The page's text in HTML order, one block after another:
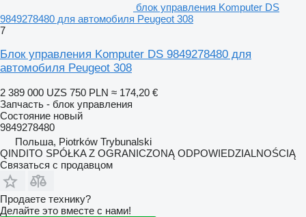
блок управления Komputer DS
9849278480 для автомобиля Peugeot 308
7
Блок управления Komputer DS 9849278480 для
автомобиля Peugeot 308
2 389 000 UZS 750 PLN ≈ 174,20 €
Запчасть - блок управления
Состояние новый
9849278480
Польша, Piotrków Trybunalski
QINDITO SPÓŁKA Z OGRANICZONĄ ODPOWIEDZIALNOŚCIĄ
Связаться с продавцом
Продаете технику?
Делайте это вместе с нами!